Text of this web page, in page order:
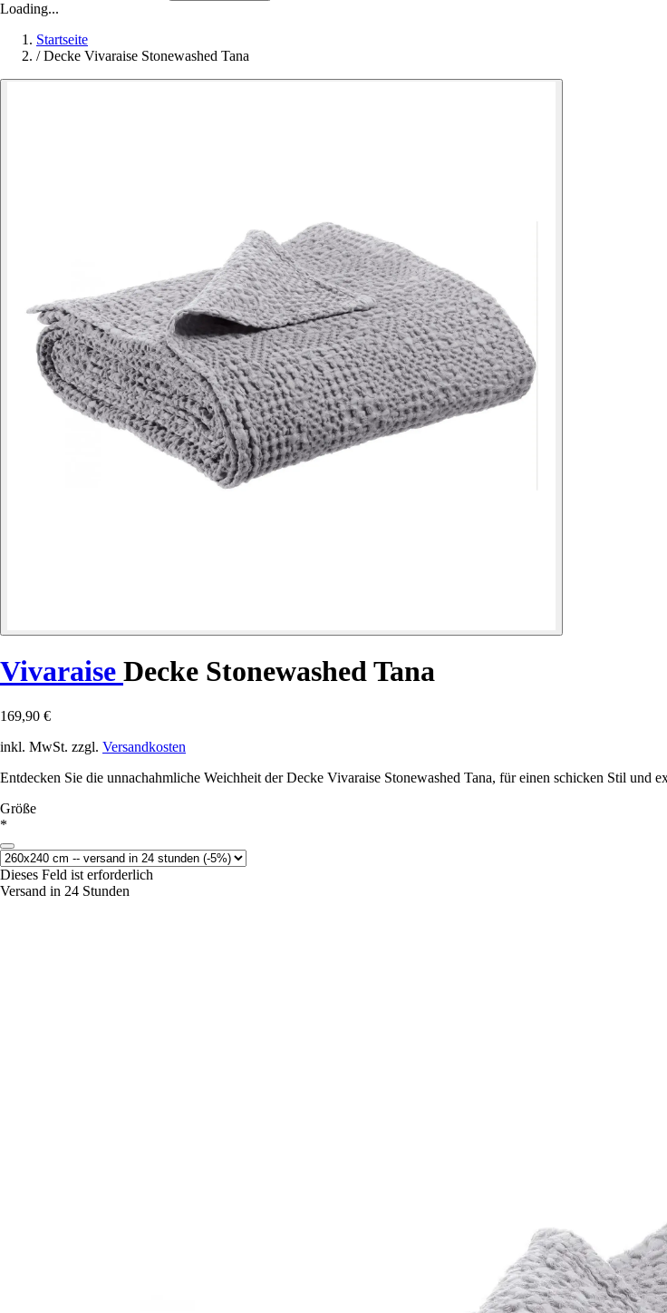
Loading...
Startseite
/ Decke Vivaraise Stonewashed Tana
Vivaraise Decke Stonewashed Tana
169,90 €
inkl. MwSt. zzgl. Versandkosten
Entdecken Sie die unnachahmliche Weichheit der Decke Vivaraise Stonewashed Tana, für einen schicken Stil und
Größe
*
Dieses Feld ist erforderlich
Versand in 24 Stunden